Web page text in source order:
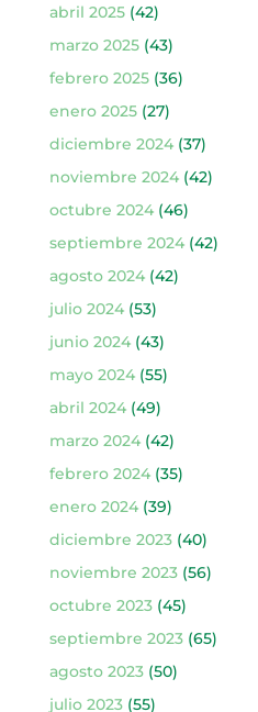
abril 2025(42)
marzo 2025(43)
febrero 2025(36)
enero 2025(27)
diciembre 2024(37)
noviembre 2024(42)
octubre 2024(46)
septiembre 2024(42)
agosto 2024(42)
julio 2024(53)
junio 2024(43)
mayo 2024(55)
abril 2024(49)
marzo 2024(42)
febrero 2024(35)
enero 2024(39)
diciembre 2023(40)
noviembre 2023(56)
octubre 2023(45)
septiembre 2023(65)
agosto 2023(50)
julio 2023(55)